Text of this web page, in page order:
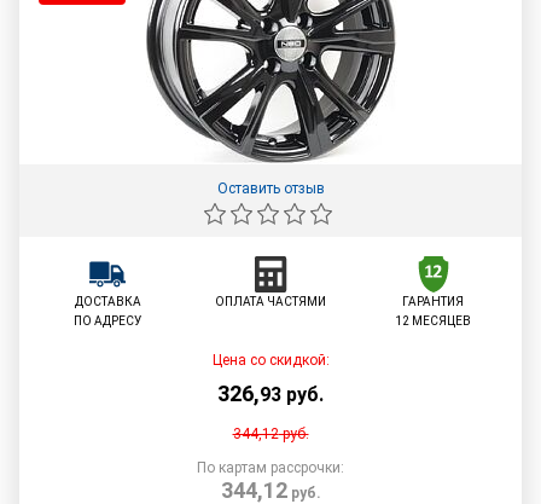
Оставить отзыв
ДОСТАВКА
ПО АДРЕСУ
ОПЛАТА ЧАСТЯМИ
ГАРАНТИЯ
12 МЕСЯЦЕВ
Цена со скидкой:
326,93 руб.
344,12руб.
По картам рассрочки:
344,12руб.